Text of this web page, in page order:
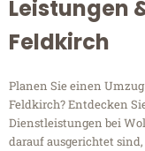
Leistungen
Feldkirch
Planen Sie einen
Feldkirch? Entdecken
Dienstleistungen bei
darauf ausgerichtet